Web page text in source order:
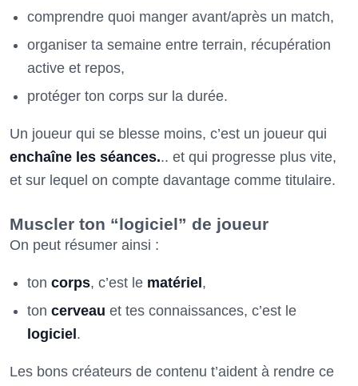
comprendre quoi manger avant/après un match,
organiser ta semaine entre terrain, récupération
active et repos,
protéger ton corps sur la durée.
Un joueur qui se blesse moins, c’est un joueur qui
enchaîne les séances... et qui progresse plus vite,
et sur lequel on compte davantage comme titulaire.
Muscler ton “logiciel” de joueur
On peut résumer ainsi :
ton corps, c’est le matériel ,
ton cerveau et tes connaissances, c’est le
logiciel .
Les bons créateurs de contenu t’aident à rendre ce